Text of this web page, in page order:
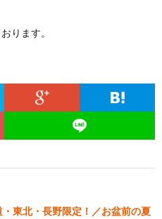
ります。
・東北・長野限定！／お盆前の夏